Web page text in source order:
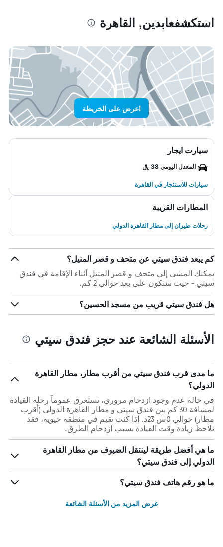
استكشفعابدين, القاهرة
اعرض على الخريطة
سيارت ايجار
المعدل اليومي 38 ﷼
سيارات للاستئجار في القاهرة
المطارات القريبة
رحلات طيران إلى مطار القاهرة الدولي
كم يبعد فندق سيتي عن متحف و قصر المنيل؟
يمكنك المشي إلى متحف و قصر المنيل أثناء الإقامة في فندق
سيتي - حيث ستكون على بعد حوالي 2 كم.
هل فندق سيتي قريب من مسجد الحسين؟
الأسئلة الشائعة عند حجز فندق سيتي
ما مدى قرب فندق سيتي من أقرب مطار، مطار القاهرة
الدولي؟
في حالة عدم وجود ازدحام مروري، تستغرق عموماً رحلة القيادة
لمسافة 30 كم بين فندق سيتي و مطار القاهرة الدولي (أقرب
مطار) حوالي 0س 23د. إذا كنت تقيم في منطقة حيوية، فقد
تلاحظ زيادة وقت القيادة بسبب ازدحام الطرق.
ما هي أفضل طريقة لينتقل الضيوف من مطار القاهرة
الدولي إلى فندق سيتي؟
ما هو رقم هاتف فندق سيتي؟
عرض المزيد من الأسئلة الشائعة